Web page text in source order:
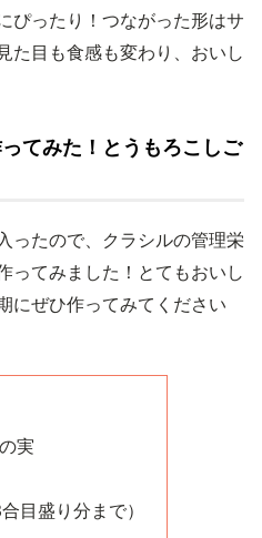
ぴったり！つながった形はサ
た目も食感も変わり、おいし
てみた！とうもろこしご
ったので、クラシルの管理栄
ってみました！とてもおいし
にぜひ作ってみてください
実
目盛り分まで）